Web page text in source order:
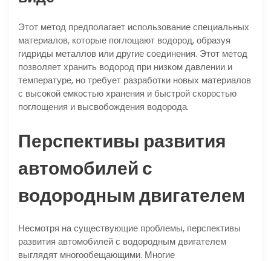
Этот метод предполагает использование специальных
материалов, которые поглощают водород, образуя
гидриды металлов или другие соединения. Этот метод
позволяет хранить водород при низком давлении и
температуре, но требует разработки новых материалов
с высокой емкостью хранения и быстрой скоростью
поглощения и высвобождения водорода.
Перспективы развития
автомобилей с
водородным двигателем
Несмотря на существующие проблемы, перспективы
развития автомобилей с водородным двигателем
выглядят многообещающими. Многие